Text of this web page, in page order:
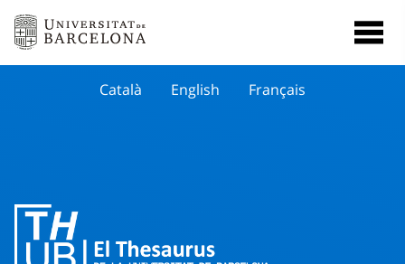
Català English Français